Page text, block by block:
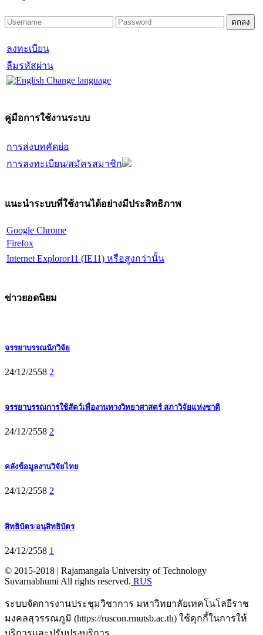
ลงทะเบียน
ลืมรหัสผ่าน
Change language
คู่มือการใช้งานระบบ
การส่งบทคัดย่อ
การลงทะเบียน/สมัครสมาชิก
แนะนำระบบที่ใช้งานได้อย่างมีประสิทธิภาพ
Google Chrome
Firefox
Internet Exploror11 (IE11) หรือสูงกว่านั้น
ข่าวยอดนิยม
จรรยาบรรณนักวิจัย
24/12/2558 2
จรรยาบรรณการใช้สัตว์เพื่องานทางวิทยาศาสตร์ สภาวิจัยแห่งชาติ
24/12/2558 2
คลังข้อมูลงานวิจัยไทย
24/12/2558 2
สิทธิบัตร/อนุสิทธิบัตร
24/12/2558 1
© 2015-2018 | Rajamangala University of Technology
Suvarnabhumi All rights reserved. RUS
ระบบจัดการงานประชุมวิชาการ มหาวิทยาลัยเทคโนโลยีราช
มงคลสุวรรณภูมิ (https://ruscon.rmutsb.ac.th) ใช้คุกกี้ในการให้
บริการและปรับปรุงบริการ